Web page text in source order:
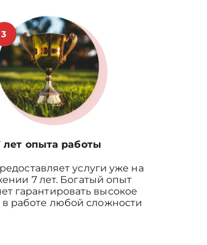
3
лет опыта работы
услуги уже на
7 лет. Богатый опыт
гарантировать высокое
в работе любой сложности